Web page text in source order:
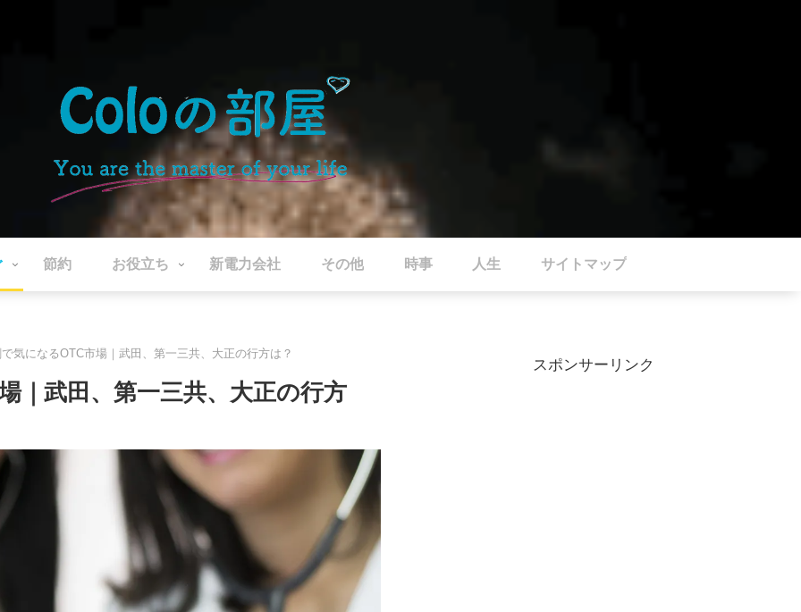
節約 お役立ち 新電力会社 その他 時事 人生 サイトマップ
気になるOTC市場｜武田、第一三共、大正の行方は？
｜武田、第一三共、大正の行方
スポンサーリンク